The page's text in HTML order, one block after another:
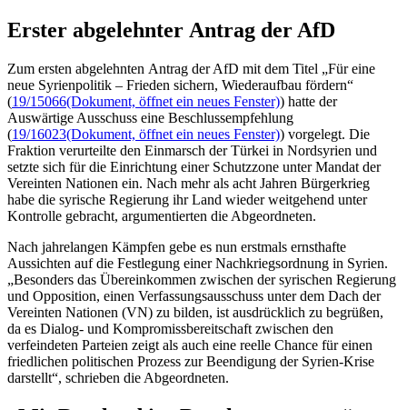
Erster abgelehnter Antrag der AfD
Zum ersten abgelehnten Antrag der AfD mit dem Titel „Für eine
neue Syrienpolitik – Frieden sichern, Wiederaufbau fördern“
(19/15066(Dokument, öffnet ein neues Fenster)) hatte der
Auswärtige Ausschuss eine Beschlussempfehlung
(19/16023(Dokument, öffnet ein neues Fenster)) vorgelegt. Die
Fraktion verurteilte den Einmarsch der Türkei in Nordsyrien und
setzte sich für die Einrichtung einer Schutzzone unter Mandat der
Vereinten Nationen ein. Nach mehr als acht Jahren Bürgerkrieg
habe die syrische Regierung ihr Land wieder weitgehend unter
Kontrolle gebracht, argumentierten die Abgeordneten.
Nach jahrelangen Kämpfen gebe es nun erstmals ernsthafte
Aussichten auf die Festlegung einer Nachkriegsordnung in Syrien.
„Besonders das Übereinkommen zwischen der syrischen Regierung
und Opposition, einen Verfassungsausschuss unter dem Dach der
Vereinten Nationen (VN) zu bilden, ist ausdrücklich zu begrüßen,
da es Dialog- und Kompromissbereitschaft zwischen den
verfeindeten Parteien zeigt als auch eine reelle Chance für einen
friedlichen politischen Prozess zur Beendigung der Syrien-Krise
darstellt“, schrieben die Abgeordneten.